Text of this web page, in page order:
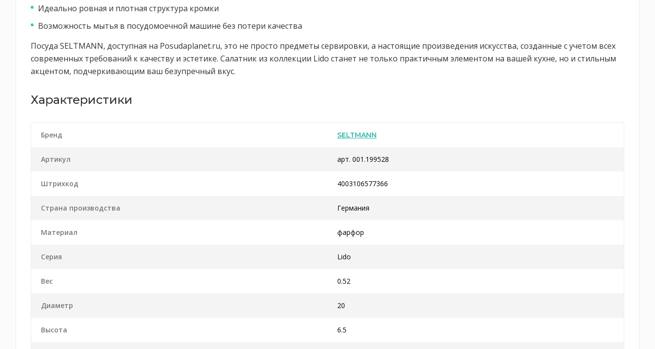
Идеально ровная и плотная структура кромки
Возможность мытья в посудомоечной машине без потери качества
Посуда SELTMANN, доступная на Posudaplanet.ru, это не просто предметы сервировки, а настоящие произведения искусства, созданные с учетом всех
современных требований к качеству и эстетике. Салатник из коллекции Lido станет не только практичным элементом на вашей кухне, но и стильным
акцентом, подчеркивающим ваш безупречный вкус.
Характеристики
Бренд SELTMANN
Артикул арт. 001.199528
Штрихкод 4003106577366
Страна производства Германия
Материал фарфор
Серия Lido
Вес 0.52
Диаметр 20
Высота 6.5